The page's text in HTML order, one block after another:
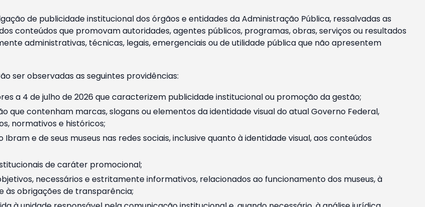
de publicidade institucional dos órgãos e entidades da Administração Pública, ressalvadas as
conteúdos que promovam autoridades, agentes públicos, programas, obras, serviços ou resultados
administrativas, técnicas, legais, emergenciais ou de utilidade pública que não apresentem
ser observadas as seguintes providências:
a 4 de julho de 2026 que caracterizem publicidade institucional ou promoção da gestão;
que contenham marcas, slogans ou elementos da identidade visual do atual Governo Federal,
normativos e históricos;
e de seus museus nas redes sociais, inclusive quanto à identidade visual, aos conteúdos
de caráter promocional;
necessários e estritamente informativos, relacionados ao funcionamento dos museus, à
às obrigações de transparência;